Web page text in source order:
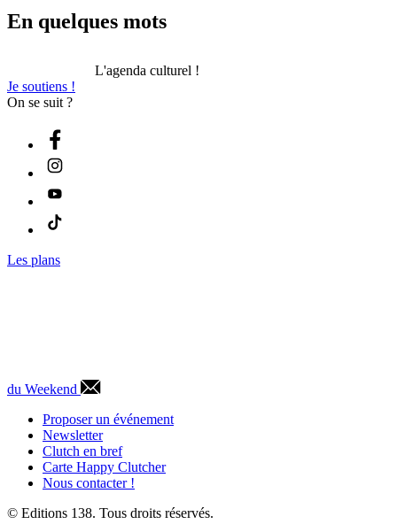
En quelques mots
L'agenda culturel !
Je soutiens !
On se suit ?
Les plans
du Weekend
Proposer un événement
Newsletter
Clutch en bref
Carte Happy Clutcher
Nous contacter !
© Editions 138. Tous droits réservés.